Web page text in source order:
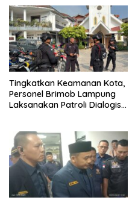
Tingkatkan Keamanan Kota,
Personel Brimob Lampung
Laksanakan Patroli Dialogis